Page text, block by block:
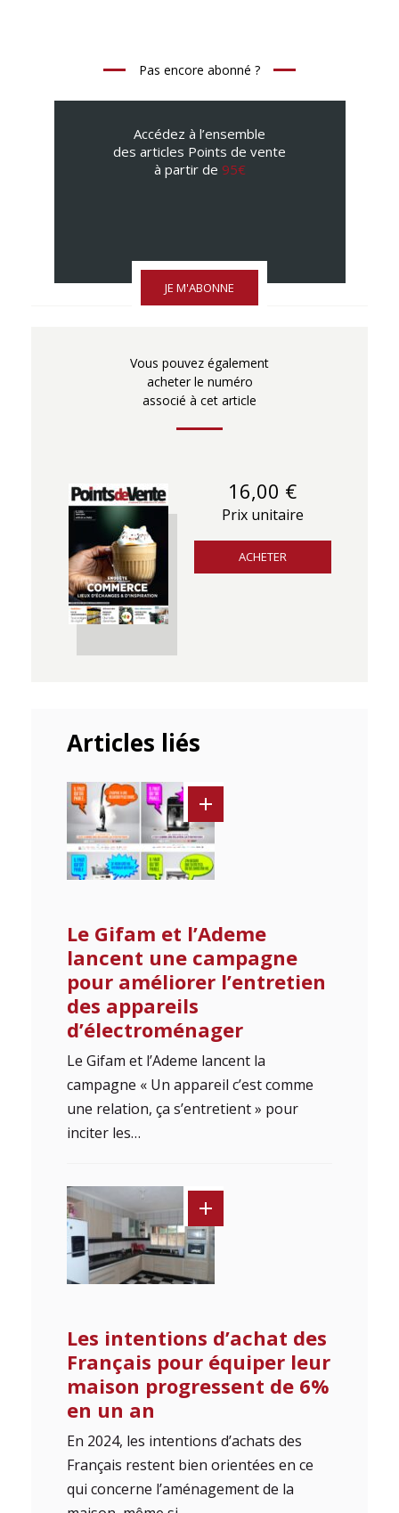
Pas encore abonné ?
Accédez à l’ensemble
des articles Points de vente
à partir de 95€
JE M'ABONNE
Vous pouvez également
acheter le numéro
associé à cet article
16,00 €
Prix unitaire
ACHETER
Articles liés
Le Gifam et l’Ademe
lancent une campagne
pour améliorer l’entretien
des appareils
d’électroménager
Le Gifam et l’Ademe lancent la
campagne « Un appareil c’est comme
une relation, ça s’entretient » pour
inciter les…
Les intentions d’achat des
Français pour équiper leur
maison progressent de 6%
en un an
En 2024, les intentions d’achats des
Français restent bien orientées en ce
qui concerne l’aménagement de la